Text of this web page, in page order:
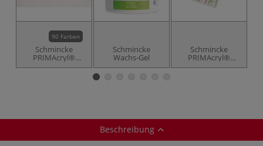
90 Farben
Schmincke
PRIMAcryl®
PROFESSIONAL,
Schmincke
Wachs-Gel
Schmincke
PRIMAcryl®
Professional
Beschreibung